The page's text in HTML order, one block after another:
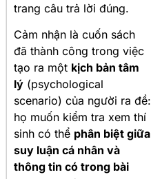
trang câu trả lời đúng.
Cảm nhận là cuốn sách
đã thành công trong việc
tạo ra một kịch bản tâm
lý (psychological
scenario) của người ra đề:
họ muốn kiểm tra xem thí
sinh có thể phân biệt giữa
suy luận cá nhân và
thông tin có trong bài